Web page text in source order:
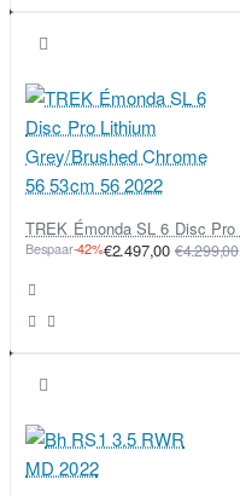
Bespaar-42%€2.497,00 €4.299,00